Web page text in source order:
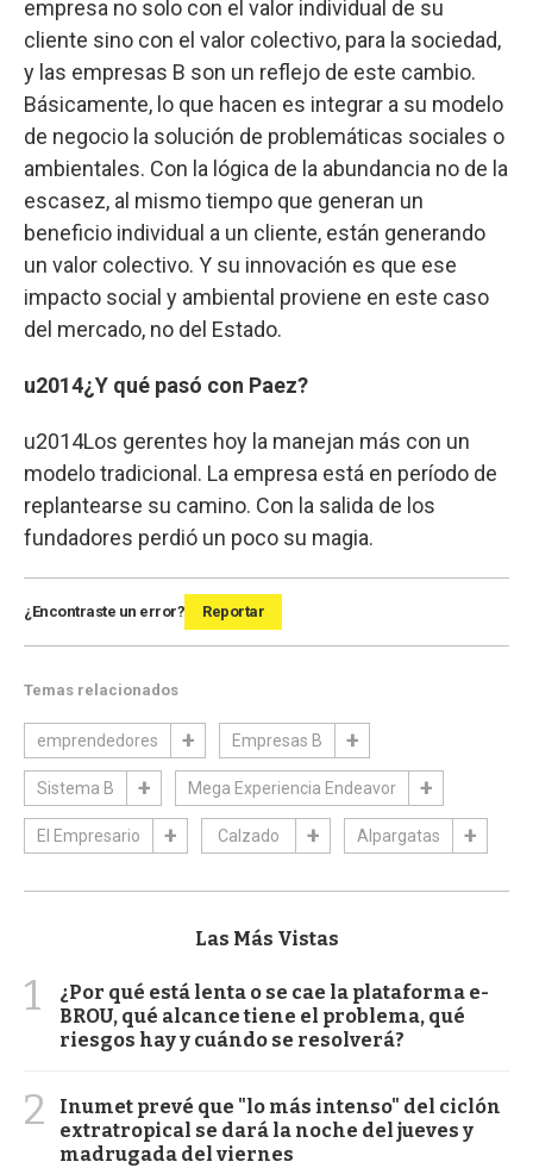
empresa no solo con el valor individual de su
cliente sino con el valor colectivo, para la sociedad,
y las empresas B son un reflejo de este cambio.
Básicamente, lo que hacen es integrar a su modelo
de negocio la solución de problemáticas sociales o
ambientales. Con la lógica de la abundancia no de la
escasez, al mismo tiempo que generan un
beneficio individual a un cliente, están generando
un valor colectivo. Y su innovación es que ese
impacto social y ambiental proviene en este caso
del mercado, no del Estado.
u2014¿Y qué pasó con Paez?
u2014Los gerentes hoy la manejan más con un
modelo tradicional. La empresa está en período de
replantearse su camino. Con la salida de los
fundadores perdió un poco su magia.
¿Encontraste un error? Reportar
Temas relacionados
emprendedores Empresas B
Sistema B Mega Experiencia Endeavor
El Empresario Calzado Alpargatas
Las Más Vistas
1
¿Por qué está lenta o se cae la plataforma e-
BROU, qué alcance tiene el problema, qué
riesgos hay y cuándo se resolverá?
2
Inumet prevé que "lo más intenso" del ciclón
extratropical se dará la noche del jueves y
madrugada del viernes